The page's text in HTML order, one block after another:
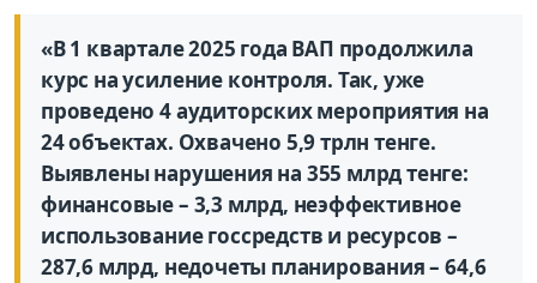
«В 1 квартале 2025 года ВАП продолжила
курс на усиление контроля. Так, уже
проведено 4 аудиторских мероприятия на
24 объектах. Охвачено 5,9 трлн тенге.
Выявлены нарушения на 355 млрд тенге:
финансовые – 3,3 млрд, неэффективное
использование госсредств и ресурсов –
287,6 млрд, недочеты планирования – 64,6